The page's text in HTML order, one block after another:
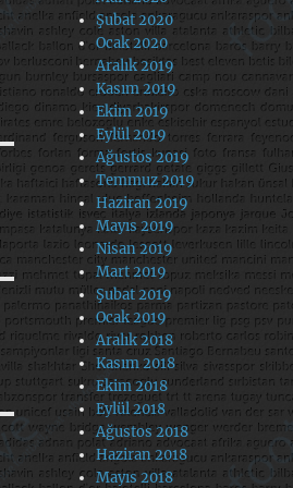
Şubat 2020
Ocak 2020
Aralık 2019
Kasım 2019
Ekim 2019
Eylül 2019
Ağustos 2019
Temmuz 2019
Haziran 2019
Mayıs 2019
Nisan 2019
Mart 2019
Şubat 2019
Ocak 2019
Aralık 2018
Kasım 2018
Ekim 2018
Eylül 2018
Ağustos 2018
Haziran 2018
Mayıs 2018